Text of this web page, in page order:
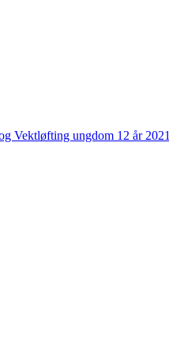
Vektløfting ungdom 12 år 2021